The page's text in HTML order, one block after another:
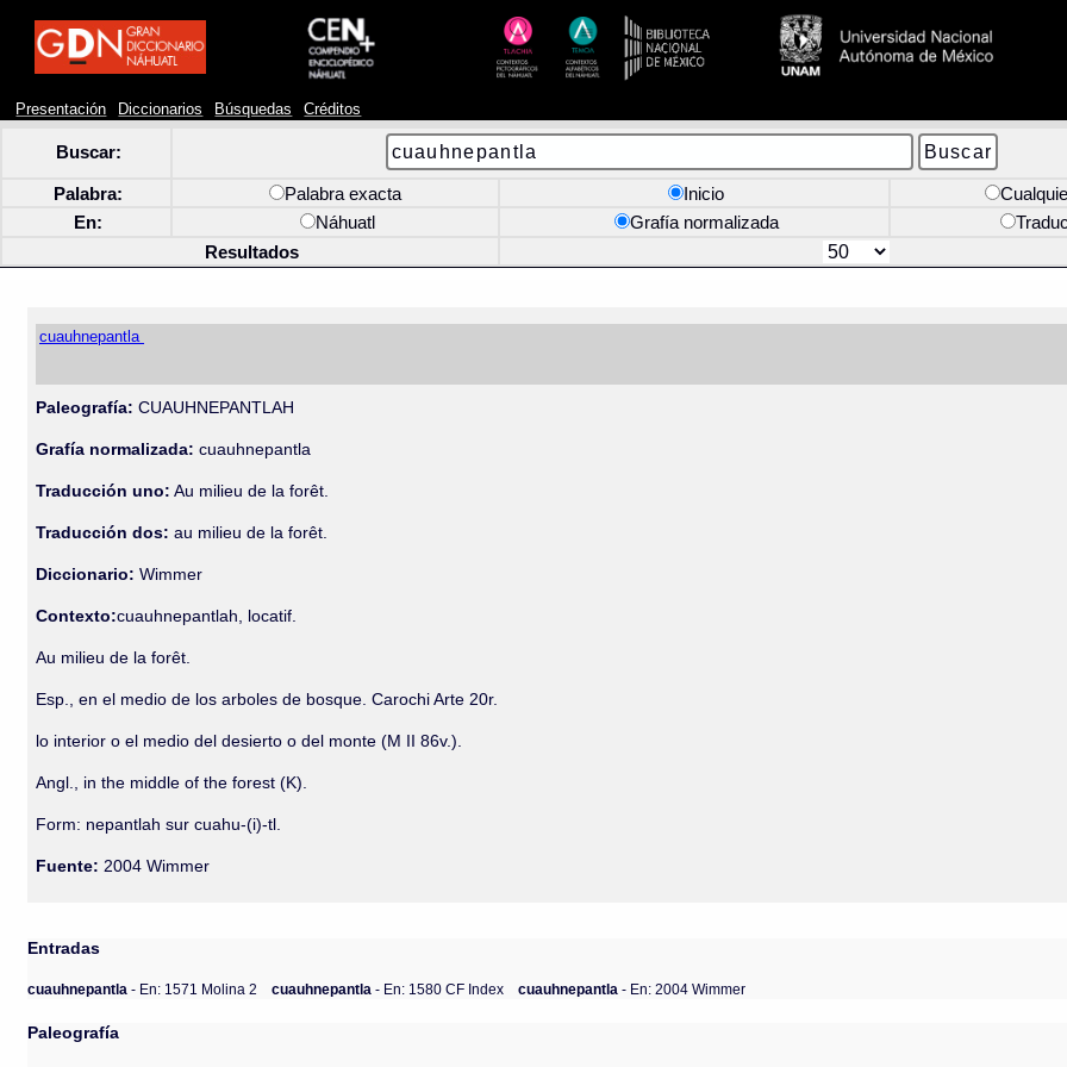
Presentación Diccionarios Búsquedas Créditos
Buscar:
Palabra: Palabra exacta Inicio
En:
Náhuatl Grafía normalizada
Resultados
cuauhnepantla
Paleografía: CUAUHNEPANTLAH
Grafía normalizada: cuauhnepantla
Traducción uno: Au milieu de la forêt.
Traducción dos: au milieu de la forêt.
Diccionario:Wimmer
Contexto:cuauhnepantlah, locatif.
Au milieu de la forêt.
Esp., en el medio de los arboles de bosque. Carochi Arte 20r.
lo interior o el medio del desierto o del monte (M II 86v.).
Angl., in the middle of the forest (K).
Form: nepantlah sur cuahu-(i)-tl.
Fuente: 2004 Wimmer
Entradas
cuauhnepantla- En: 1571 Molina 2 cuauhnepantla- En: 1580 CF Index cuauhnepantla- En: 2004 Wimmer
Paleografía